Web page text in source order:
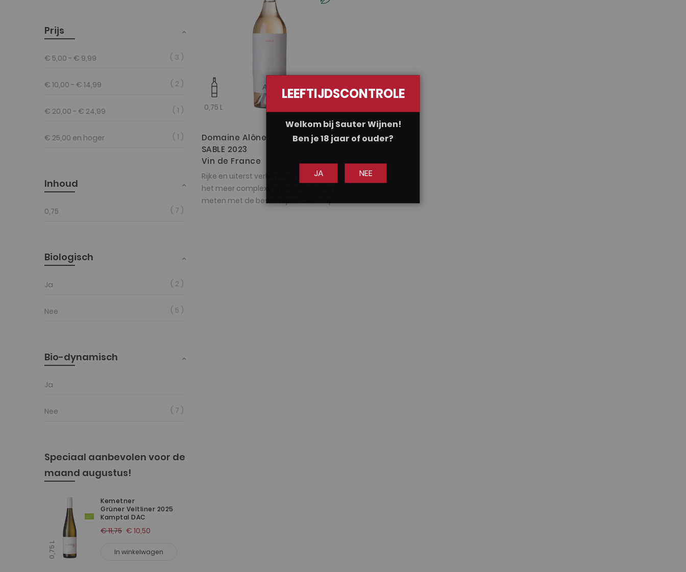
0,75 L
€ 28,95
Domaine Alône
SABLE 2023
Vin de France
Rijke en uiterst verleidelijke rosé van
het meer complexe type, die zich kan
meten met de beste wijnen die er op
Prijs
€ 5,00 - € 9,99 3
€ 10,00 - € 14,99 2
€ 20,00 - € 24,99 1
€ 25,00 en hoger 1
Inhoud
0,75 7
Biologisch
Ja 2
Nee 5
Bio-dynamisch
Ja
Nee 7
Speciaal aanbevolen voor de
maand augustus!
0,75 L
Kemetner
Grüner Veltliner 2025
Kamptal DAC
€ 10,50
€ 11,75
In winkelwagen
LEEFTIJDSCONTROLE
Welkom bij Sauter Wijnen!
Ben je 18 jaar of ouder?
JA NEE